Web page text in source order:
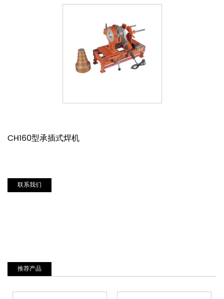
CH160型承插式焊机
联系我们
推荐产品